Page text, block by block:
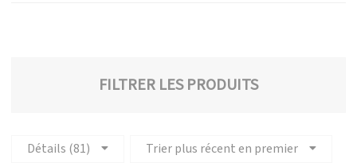
FILTRER LES PRODUITS
Détails (81) Trier plus récent en premier